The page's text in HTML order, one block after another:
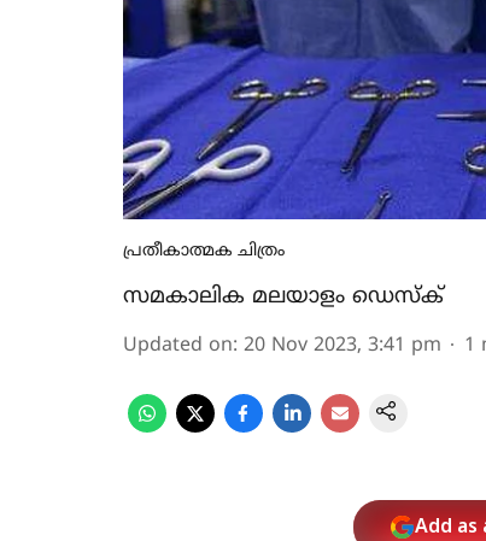
പ്രതീകാത്മക ചിത്രം
സമകാലിക മലയാളം ഡെസ്ക്
Updated on: 20 Nov 2023, 3:41 pm 1
Add as